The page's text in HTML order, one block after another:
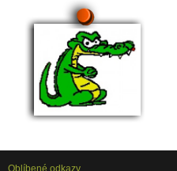
Oblíbené odkazy